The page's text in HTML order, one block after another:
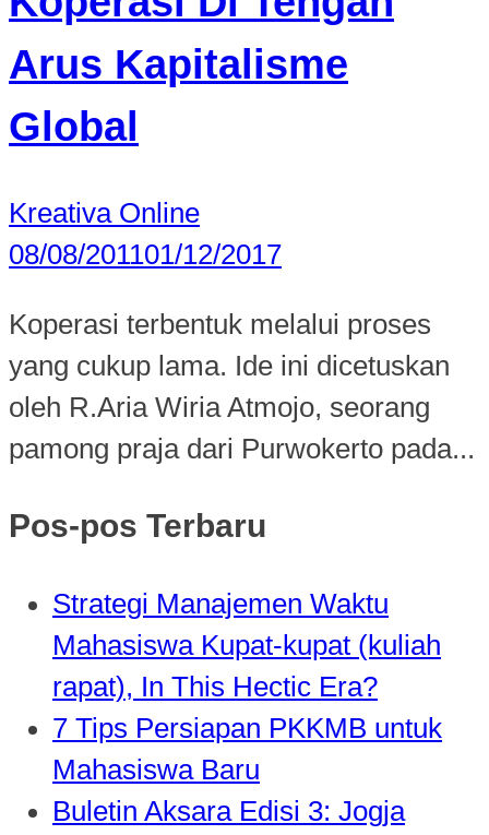
Arus Kapitalisme
Global
Kreativa Online
08/08/201101/12/2017
Koperasi terbentuk melalui proses
yang cukup lama. Ide ini dicetuskan
oleh R.Aria Wiria Atmojo, seorang
pamong praja dari Purwokerto pada...
Pos-pos Terbaru
Strategi Manajemen Waktu
Mahasiswa Kupat-kupat (kuliah
rapat), In This Hectic Era?
7 Tips Persiapan PKKMB untuk
Mahasiswa Baru
Buletin Aksara Edisi 3: Jogja